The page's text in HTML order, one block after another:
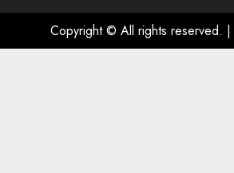
Copyright © All rights reserved. |